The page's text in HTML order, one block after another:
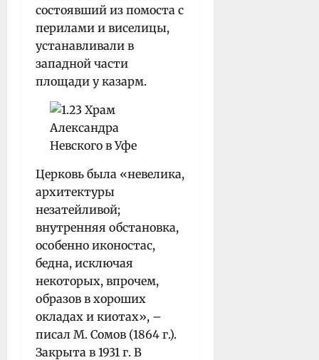
состоявший из помоста с
перилами и виселицы,
устанавливали в
западной части
площади у казарм.
Церковь была «невелика,
архитектуры
незатейливой;
внутренняя обстановка,
особенно иконостас,
бедна, исключая
некоторых, впрочем,
образов в хороших
окладах и киотах», –
писал М. Сомов (1864 г.).
Закрыта в 1931 г. В